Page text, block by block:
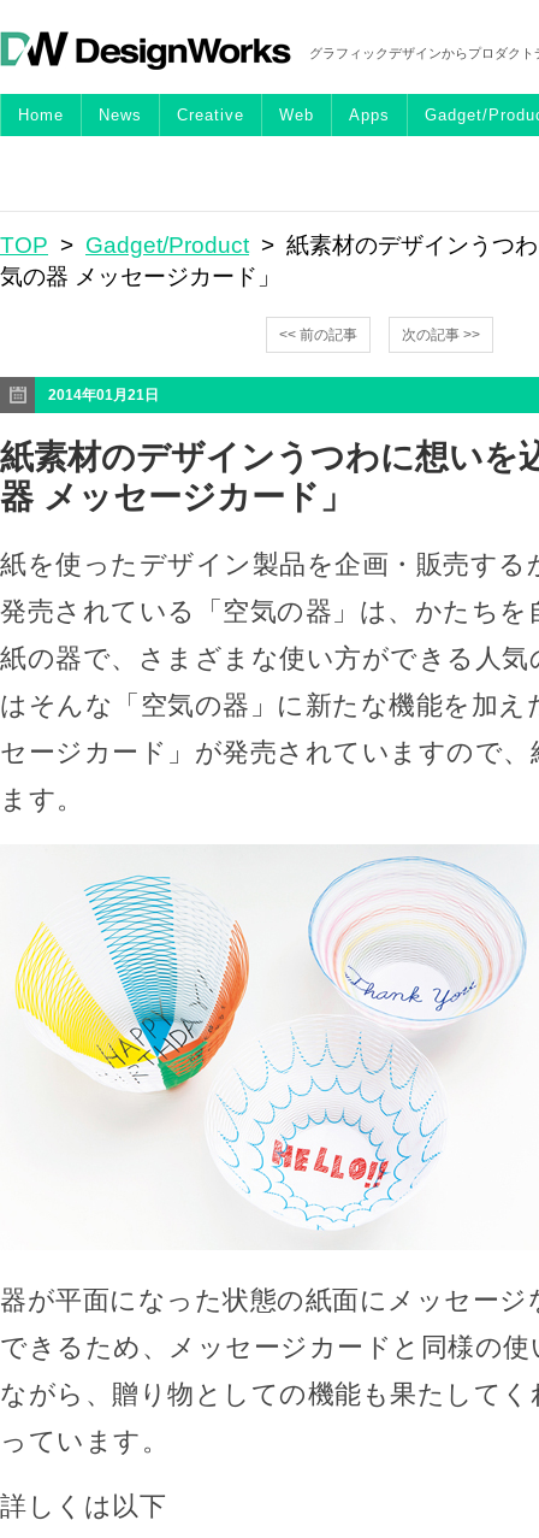
グラフィックデザインからプロダク
Home News Creative Web Apps Gadget/
TOP > Gadget/Product > 紙素材のデザインうつ
気の器 メッセージカード」
<< 前の記事 次の記事 >>
2014年01月21日
紙素材のデザインうつわに想いを
器 メッセージカード」
紙を使ったデザイン製品を企画・販売する
発売されている「空気の器」は、かたちを
紙の器で、さまざまな使い方ができる人気
はそんな「空気の器」に新たな機能を加え
セージカード」が発売されていますので
ます。
器が平面になった状態の紙面にメッセー
できるため、メッセージカードと同様の
ながら、贈り物としての機能も果たして
っています。
詳しくは以下